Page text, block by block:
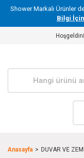
Shower Markalı Ürünler
Bilgi İçin
Anasayfa DUVAR VE